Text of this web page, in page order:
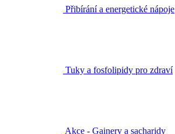
Přibírání a energetické nápoje
Tuky a fosfolipidy pro zdraví
Akce - Gainery a sacharidy